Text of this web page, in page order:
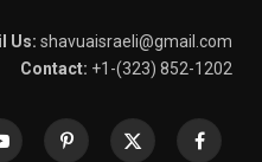
Us: shavuaisraeli@gmail.com
Contact: +1-(323) 852-1202
Facebook
X
Pinterest